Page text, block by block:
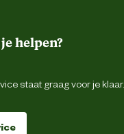
helpen?
staat graag voor je klaar.